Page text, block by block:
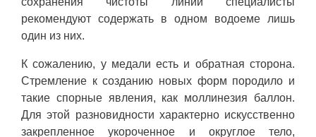
рекомендуют содержать в одном водоеме лишь
один из них.
К сожалению, у медали есть и обратная сторона.
Стремление к созданию новых форм породило и
такие спорные явления, как моллинезия баллон.
Для этой разновидности характерно искусственно
закрепленное укороченное и округлое тело,